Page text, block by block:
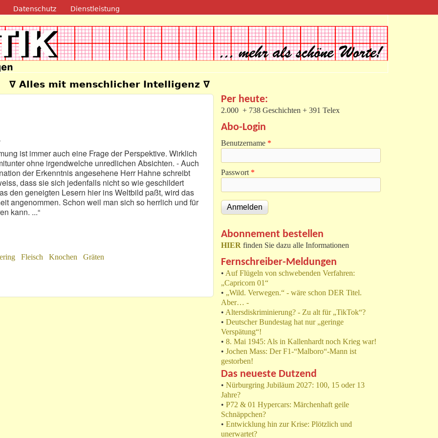
Direkt zum Inhalt
Datenschutz Dienstleistung
∇ Alles mit menschlicher Intelligenz ∇
ist immer auch eine Frage der Perspektive. Wirklich
ohne irgendwelche unredlichen Absichten. - Auch
der Erkenntnis angesehene Herr Hahne schreibt
dass sie sich jedenfalls nicht so wie geschildert
den geneigten Lesern hier ins Weltbild paßt, wird das
angenommen. Schon weil man sich so herrlich und für
kann. ...“
Fleisch Knochen
Gräten
Per heute:
2.000 + 738 Geschichten + 391 Telex
Abo-Login
Benutzername *
Passwort *
Abonnement bestellen
HIER finden Sie dazu alle Informationen
Fernschreiber-Meldungen
• Auf Flügeln von schwebenden Verfahren:
„Capricorn 01“
• „Wild. Verwegen.“ - wäre schon DER Titel.
Aber… -
• Altersdiskriminierung? - Zu alt für „TikTok“?
• Deutscher Bundestag hat nur „geringe
Verspätung“!
• 8. Mai 1945: Als in Kallenhardt noch Krieg war!
• Jochen Mass: Der F1-“Malboro“-Mann ist
gestorben!
Das neueste Dutzend
• Nürburgring Jubiläum 2027: 100, 15 oder 13
Jahre?
• P72 & 01 Hypercars: Märchenhaft geile
Schnäppchen?
• Entwicklung hin zur Krise: Plötzlich und
unerwartet?